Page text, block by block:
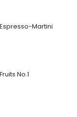
Martini
No.1